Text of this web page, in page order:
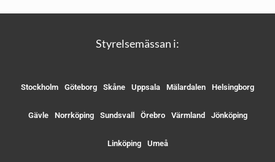
Styrelsemässan i:
Stockholm Göteborg Skåne Uppsala Mälardalen Helsingborg
Gävle Norrköping Sundsvall Örebro Värmland Jönköping
Linköping Umeå